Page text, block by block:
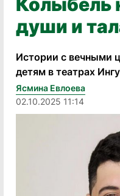
души и
Истории с вечными
детям в театрах
Ясмина Евлоева
02.10.2025 11:14